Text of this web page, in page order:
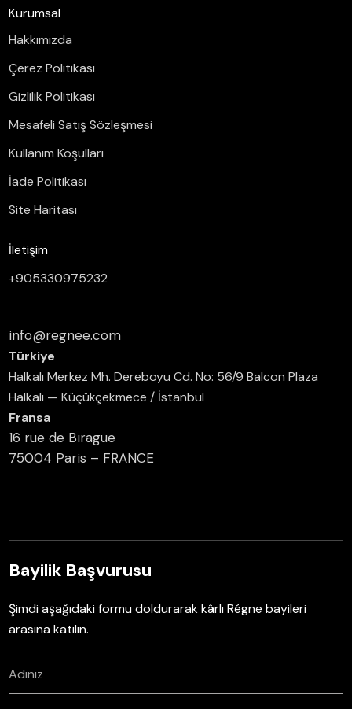
Kurumsal
Hakkımızda
Çerez Politikası
Gizlilik Politikası
Mesafeli Satış Sözleşmesi
Kullanım Koşulları
İade Politikası
Site Haritası
İletişim
+905330975232
info@regnee.com
Türkiye
Halkalı Merkez Mh. Dereboyu Cd. No: 56/9 Balcon Plaza
Halkalı — Küçükçekmece / İstanbul
Fransa
16 rue de Birague
75004 Paris – FRANCE
Bayilik Başvurusu
Şimdi aşağıdaki formu doldurarak kârlı Régne bayileri
arasına katılın.